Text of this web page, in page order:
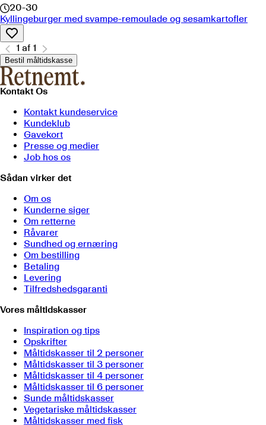
20-30
Kyllingeburger med svampe-remoulade og sesamkartofler
1 af 1
Bestil måltidskasse
Kontakt Os
Kontakt kundeservice
Kundeklub
Gavekort
Presse og medier
Job hos os
Sådan virker det
Om os
Kunderne siger
Om retterne
Råvarer
Sundhed og ernæring
Om bestilling
Betaling
Levering
Tilfredshedsgaranti
Vores måltidskasser
Inspiration og tips
Opskrifter
Måltidskasser til 2 personer
Måltidskasser til 3 personer
Måltidskasser til 4 personer
Måltidskasser til 6 personer
Sunde måltidskasser
Vegetariske måltidskasser
Måltidskasser med fisk